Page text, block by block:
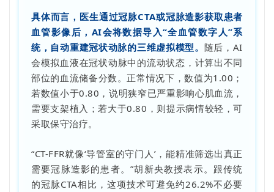
具体而言，医生通过冠脉CTA或冠脉造影获取患者
血管影像后，AI会将数据导入“全血管数字人”系
统，自动重建冠状动脉的三维虚拟模型。 随后，AI
会模拟血液在冠状动脉中的流动状态，计算出不同
部位的血流储备分数。正常情况下，数值为1.00；
若数值小于0.80，说明狭窄已严重影响心肌血流，
需要支架植入；若大于0.80，则提示病情较轻，可
采取保守治疗。
“CT-FFR就像‘导管室的守门人’，能精准筛选出真正
需要冠脉造影的患者。”胡新央教授表示。跟传统
的冠脉CTA相比，这项技术可避免约26.2%不必要